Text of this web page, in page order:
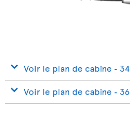
Voir le plan de cabine ‐
Voir le plan de cabine ‐